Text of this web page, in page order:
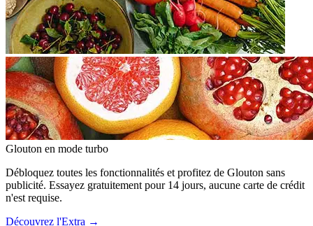
Glouton en mode turbo
Débloquez toutes les fonctionnalités et profitez de Glouton sans
publicité. Essayez gratuitement pour 14 jours, aucune carte de crédit
n'est requise.
Découvrez l'Extra →